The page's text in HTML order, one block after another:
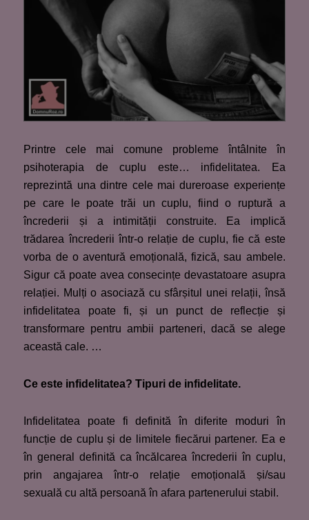
Printre cele mai comune probleme întâlnite în
psihoterapia de cuplu este… infidelitatea. Ea
reprezintă una dintre cele mai dureroase experiențe
pe care le poate trăi un cuplu, fiind o ruptură a
încrederii și a intimității construite. Ea implică
trădarea încrederii într-o relație de cuplu, fie că este
vorba de o aventură emoțională, fizică, sau ambele.
Sigur că poate avea consecințe devastatoare asupra
relației. Mulți o asociază cu sfârșitul unei relații, însă
infidelitatea poate fi, și un punct de reflecție și
transformare pentru ambii parteneri, dacă se alege
această cale. …
Ce este infidelitatea? Tipuri de infidelitate.
Infidelitatea poate fi definită în diferite moduri în
funcție de cuplu și de limitele fiecărui partener. Ea e
în general definită ca încălcarea încrederii în cuplu,
prin angajarea într-o relație emoțională și/sau
sexuală cu altă persoană în afara partenerului stabil.